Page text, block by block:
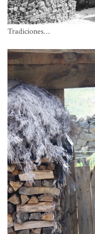
Tradiciones…